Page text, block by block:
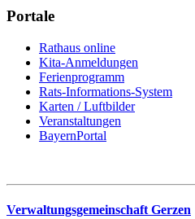
Portale
Rathaus online
Kita-Anmeldungen
Ferienprogramm
Rats-Informations-System
Karten / Luftbilder
Veranstaltungen
BayernPortal
Verwaltungsgemeinschaft Gerzen